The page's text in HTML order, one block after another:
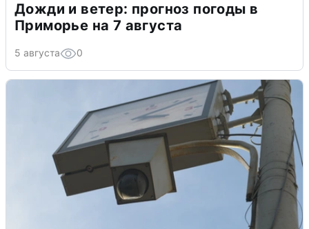
Дожди и ветер: прогноз погоды в
Приморье на 7 августа
5 августа 0